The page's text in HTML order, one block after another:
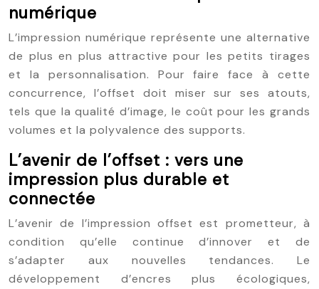
numérique
L’impression numérique représente une alternative
de plus en plus attractive pour les petits tirages
et la personnalisation. Pour faire face à cette
concurrence, l’offset doit miser sur ses atouts,
tels que la qualité d’image, le coût pour les grands
volumes et la polyvalence des supports.
L’avenir de l’offset : vers une
impression plus durable et
connectée
L’avenir de l’impression offset est prometteur, à
condition qu’elle continue d’innover et de
s’adapter aux nouvelles tendances. Le
développement d’encres plus écologiques,